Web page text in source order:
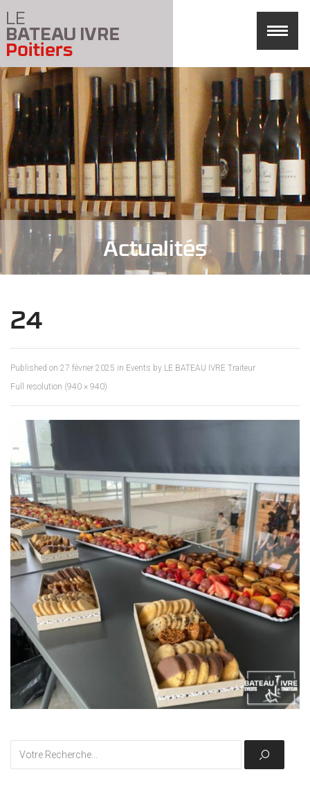
Actualités
24
Published on 27 février 2025 in Events by LE BATEAU IVRE Traiteur
Full resolution (940 × 940)